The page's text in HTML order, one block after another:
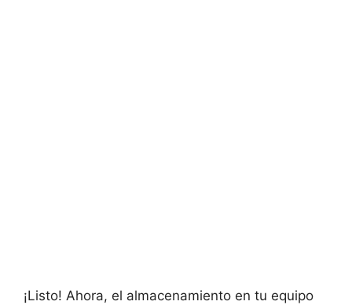
¡Listo! Ahora, el almacenamiento en tu equipo